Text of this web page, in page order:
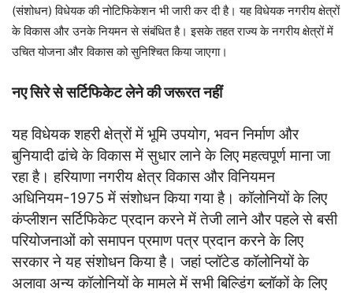
(संशोधन) विधेयक की नोटिफिकेशन भी जारी कर दी है। यह विधेयक नगरीय क्षेत्रों
के विकास और उनके नियमन से संबंधित है। इसके तहत राज्य के नगरीय क्षेत्रों में
उचित योजना और विकास को सुनिश्चित किया जाएगा।
नए सिरे से सर्टिफिकेट लेने की जरूरत नहीं
यह विधेयक शहरी क्षेत्रों में भूमि उपयोग, भवन निर्माण और
बुनियादी ढांचे के विकास में सुधार लाने के लिए महत्वपूर्ण माना जा
रहा है। हरियाणा नगरीय क्षेत्र विकास और विनियमन
अधिनियम-1975 में संशोधन किया गया है। कॉलोनियों के लिए
कंप्लीशन सर्टिफिकेट प्रदान करने में तेजी लाने और पहले से बसी
परियोजनाओं को समापन प्रमाण पत्र प्रदान करने के लिए
सरकार ने यह संशोधन किया है। जहां प्लॉटेड कॉलोनियों के
अलावा अन्य कॉलोनियों के मामले में सभी बिल्डिंग ब्लॉकों के लिए